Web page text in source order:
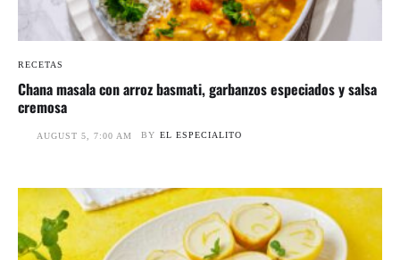
RECETAS
Chana masala con arroz basmati, garbanzos especiados y salsa
cremosa
AUGUST 5, 7:00 AM BY EL ESPECIALITO